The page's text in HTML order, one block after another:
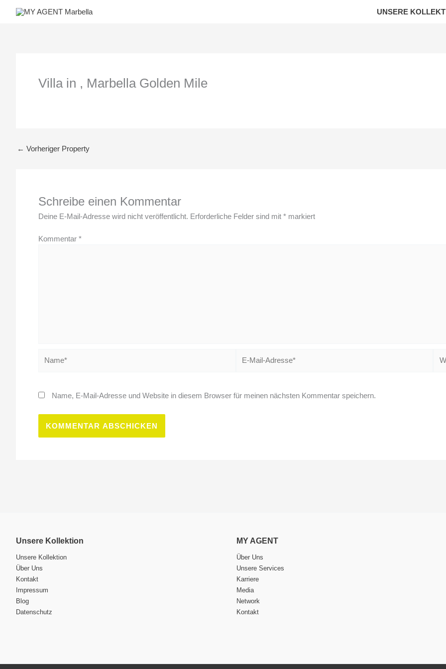
Inhalt
UNSERE
Villa in , Marbella Golden Mile
← Vorheriger Property
Schreibe einen Kommentar
Deine E-Mail-Adresse wird nicht veröffentlicht. Erforderliche Felder sind mit * markiert
Kommentar *
Mail-
Name, E-Mail-Adresse und Website in diesem Browser für meinen nächsten Kommentar speichern.
Unsere Kollektion
Unsere Kollektion
Über Uns
Kontakt
Impressum
Blog
Datenschutz
MY AGENT
Über Uns
Unsere Services
Karriere
Media
Network
Kontakt